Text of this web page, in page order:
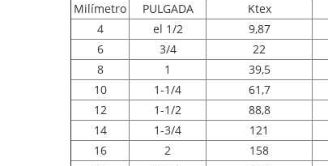
Milímetro
PULGADA Ktex
4
el 1/2 9,87
6
3/4 22
8
1 39,5
10
1-1/4 61,7
12
1-1/2 88,8
14
1-3/4 121
16
2 158